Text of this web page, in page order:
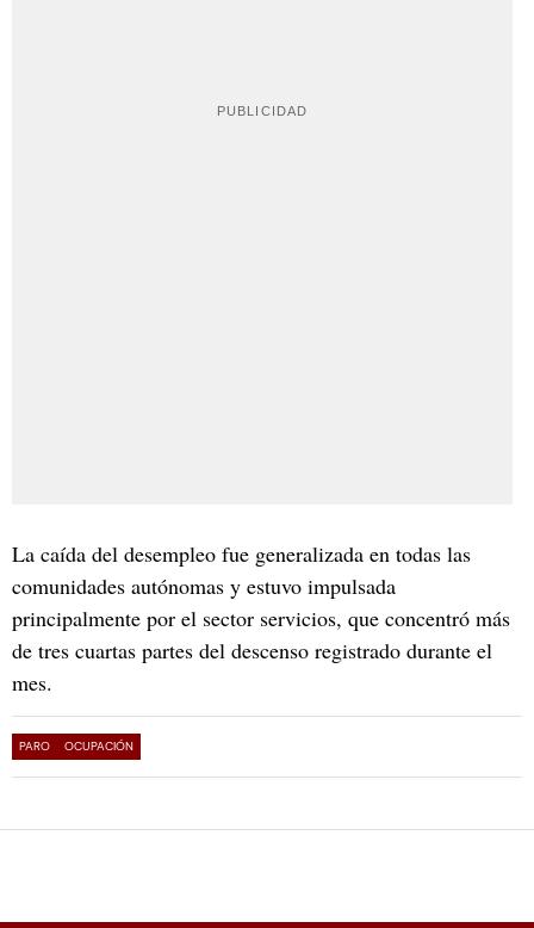
La caída del desempleo fue generalizada en todas las
comunidades autónomas y estuvo impulsada
principalmente por el sector servicios, que concentró más
de tres cuartas partes del descenso registrado durante el
mes.
PARO OCUPACIÓN